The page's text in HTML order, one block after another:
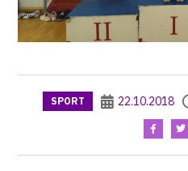
SPORT 22.10.2018